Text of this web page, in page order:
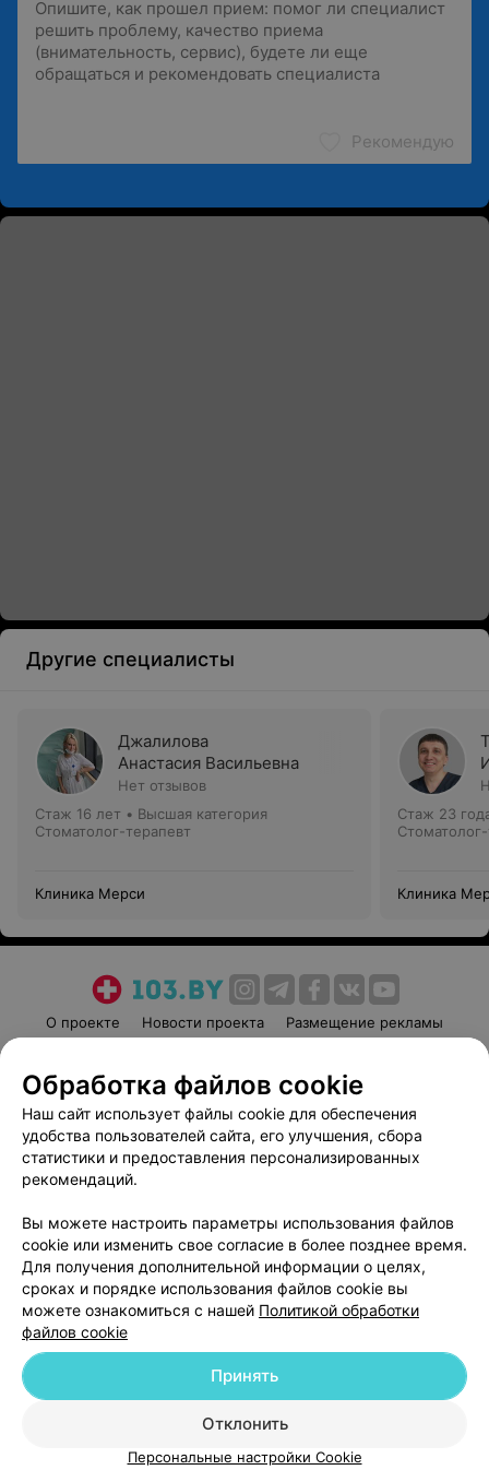
Рекомендую
Другие специалисты
Джалилова
Анастасия Васильевна
Нет отзывов
Стаж 16 лет • Высшая категория
Стоматолог-терапевт
Клиника Мерси
Стаж 23
Клиника
О проекте Новости проекта
Размещение рекламы
Пользовательское соглашение
Способы оплаты
Вакансии
Партнеры
Написать руководителю 103.by
Обработка персональных данных
© 2026 ООО «Артокс Лаб», УНП 191700409
| 220012, Республика Беларусь,
Служба поддержки +375 291212755
Обработка файлов cookie
Наш сайт использует файлы cookie для обеспечения
удобства пользователей сайта, его улучшения, сбора
статистики и предоставления персонализированных
рекомендаций.
Вы можете настроить параметры использования файлов
cookie или изменить свое согласие в более позднее время.
Для получения дополнительной информации о целях,
сроках и порядке использования файлов cookie вы
можете ознакомиться с нашей Политикой обработки
файлов cookie
Отклонить
Принять
Персональные настройки Cookie